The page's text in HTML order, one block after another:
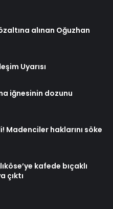
alınan Oğuzhan
Uyarısı
iğnesinin dozunu
Madenciler haklarını söke
kafede bıçaklı
çıktı